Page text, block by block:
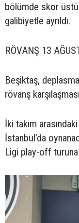
bölümde skor
galibiyetle ayrıldı.
RÖVANŞ 13
Beşiktaş,
rövanş
İki takım
İstanbul’da
Ligi play-off